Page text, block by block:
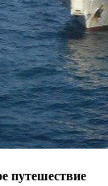
путешествие